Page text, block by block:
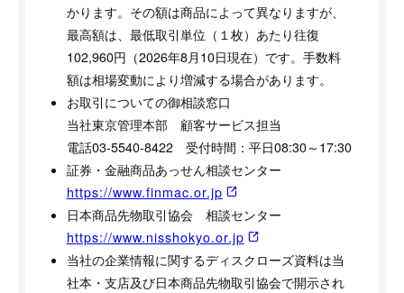
かります。その額は商品によって異なりますが、
最高額は、最低取引単位（１枚）あたり往復
102,960円（2026年8月10日現在）です。手数料
額は相場変動により増減する場合があります。
お取引についての御相談窓口
当社東京管理本部 顧客サービス担当
電話03-5540-8422 受付時間：平日08:30～17:30
証券・金融商品あっせん相談センター
https://www.finmac.or.jp
日本商品先物取引協会 相談センター
https://www.nisshokyo.or.jp
当社の企業情報に関するディスクローズ資料は当
社本・支店及び日本商品先物取引協会で開示され